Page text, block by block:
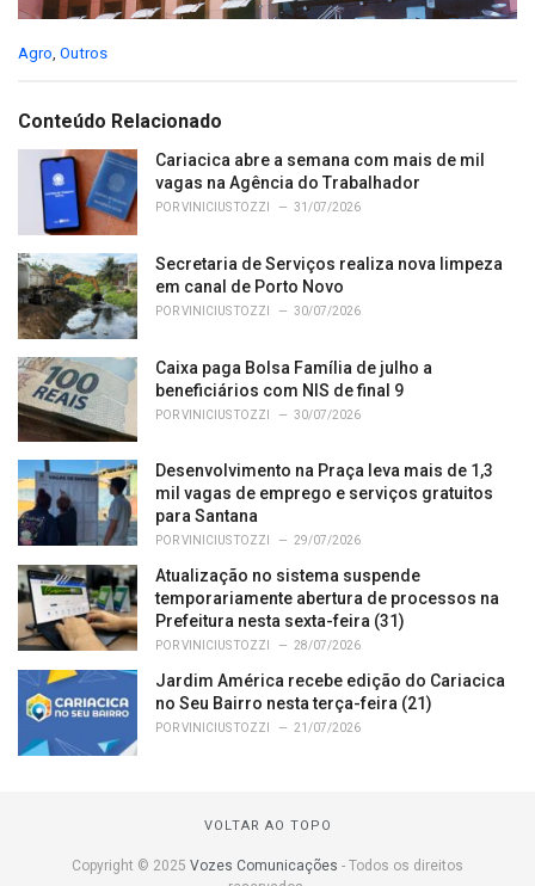
C
e
:
Agro Outros
Conteúdo Relacionado
Cariacica abre a semana com mais de mil
vagas na Agência do Trabalhador
PORVINICIUS TOZZI 31/07/2026
Secretaria de Serviços realiza nova limpeza
em canal de Porto Novo
PORVINICIUS TOZZI 30/07/2026
Caixa paga Bolsa Família de julho a
beneficiários com NIS de final 9
PORVINICIUS TOZZI 30/07/2026
Desenvolvimento na Praça leva mais de 1,3
mil vagas de emprego e serviços gratuitos
para Santana
PORVINICIUS TOZZI 29/07/2026
Atualização no sistema suspende
temporariamente abertura de processos na
Prefeitura nesta sexta-feira (31)
PORVINICIUS TOZZI 28/07/2026
Jardim América recebe edição do Cariacica
no Seu Bairro nesta terça-feira (21)
PORVINICIUS TOZZI 21/07/2026
VOLTAR AO TOPO
Copyright © 2025 Vozes Comunicações - Todos os direitos